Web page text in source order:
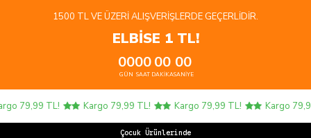
1500 TL VE ÜZERI ALIŞVERIŞLERDE GEÇERLIDIR.
ELBİSE 1 TL!
00
GÜN
00
SAAT
00
DAKIKA
00
SANIYE
79,99 TL! Kargo 79,99 TL! Kargo 79,99 TL! Kargo 79,99
Çocuk Ürünlerinde 4 A